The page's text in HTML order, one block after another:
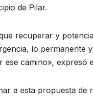
de Pilar.
recuperar y
lo permanente
camino», expresó